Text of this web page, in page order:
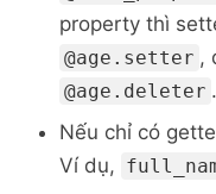
print(
property thì
@age.setter ,
@age.deleter .
Nếu chỉ có
Ví dụ,